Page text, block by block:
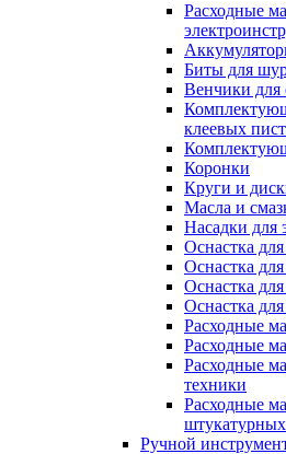
Расходные
Биты для
Венчики для
клеевых
Коронки
Круги и
Масла и
Насадки для
Оснастка
Оснастка
Оснастка
Оснастка
Расходные
Расходные
Расходные
техники
Расходные
Ручной